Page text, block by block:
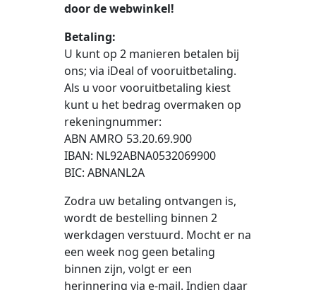
door de webwinkel!
Betaling:
U kunt op 2 manieren betalen bij
ons; via iDeal of vooruitbetaling.
Als u voor vooruitbetaling kiest
kunt u het bedrag overmaken op
rekeningnummer:
ABN AMRO 53.20.69.900
IBAN: NL92ABNA0532069900
BIC: ABNANL2A
Zodra uw betaling ontvangen is,
wordt de bestelling binnen 2
werkdagen verstuurd. Mocht er na
een week nog geen betaling
binnen zijn, volgt er een
herinnering via e-mail. Indien daar